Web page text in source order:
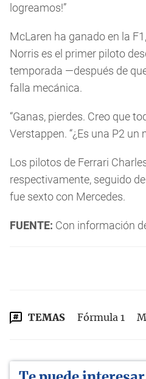
logreamos!”
McLaren ha ganado en la
Norris es el primer piloto
temporada —después de
falla mecánica.
“Ganas, pierdes. Creo que
Verstappen. “¿Es una P2 un
Los pilotos de Ferrari
respectivamente, seguido
fue sexto con Mercedes.
FUENTE: Con información
TEMAS Fórmula 1